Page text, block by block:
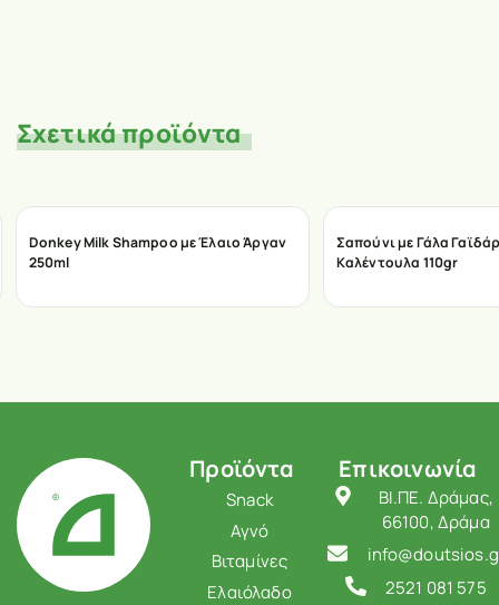
Σχετικά προϊόντα
Donkey Milk Shampoo με Έλαιο Άργαν
250ml
Σαπούνι με Γάλα
Καλέντουλα 110gr
Προϊόντα
Snack
Αγνό
Βιταμίνες
Ελαιόλαδο
Επικοινωνία
ΒΙ.ΠΕ. Δράμας,
66100, Δράμα
2521 081 575